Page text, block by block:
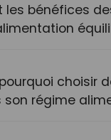
les bénéfices
choisir
son régime